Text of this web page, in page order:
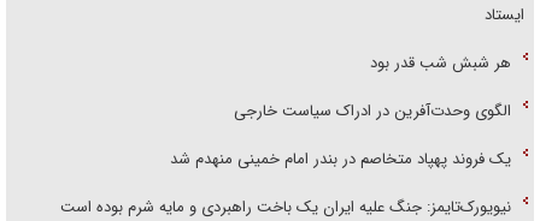
ایستاد
هر شبش شب قدر بود
الگوی وحدت‌آفرین در ادراک سیاست خارجی
یک فروند پهپاد متخاصم در بندر امام خمینی منهدم شد
نیویورک‌تایمز: جنگ علیه ایران یک باخت راهبردی و مایه شرم بوده است